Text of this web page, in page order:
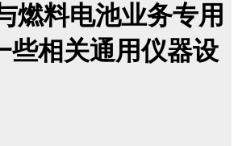
燃料电池业务专用
些相关通用仪器设